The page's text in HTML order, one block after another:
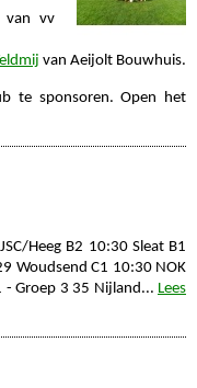
van vv
van Aeijolt Bouwhuis.
te sponsoren. Open het
Heeg B2 10:30 Sleat B1
Woudsend C1 10:30 NOK
- Groep 3 35 Nijland... Lees